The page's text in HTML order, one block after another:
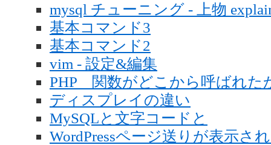
mysql チューニング - 上物
基本コマンド3
基本コマンド2
vim - 設定&編集
PHP 関数がどこから呼ばれ
ディスプレイの違い
MySQLと文字コードと
WordPressページ送りが表示さ